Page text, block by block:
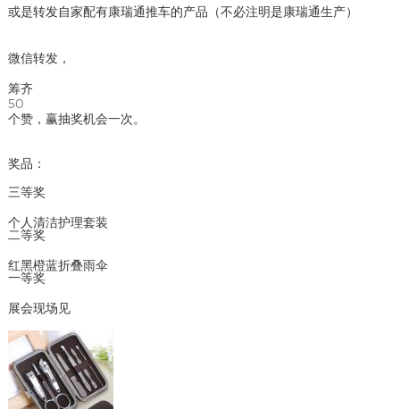
或是转发自家配有康瑞通推车的产品（不必注明是康瑞通生产）
微信转发，
筹齐
50
个赞，赢抽奖机会一次。
奖品：
三等奖
个人清洁护理套装
二等奖
红黑橙蓝折叠雨伞
一等奖
展会现场见